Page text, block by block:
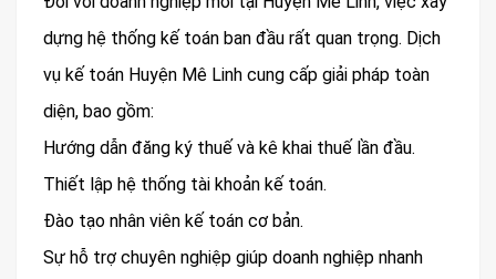
dựng hệ thống kế toán ban đầu rất quan trọng. Dịch
vụ kế toán Huyện Mê Linh cung cấp giải pháp toàn
diện, bao gồm:
Hướng dẫn đăng ký thuế và kê khai thuế lần đầu.
Thiết lập hệ thống tài khoản kế toán.
Đào tạo nhân viên kế toán cơ bản.
Sự hỗ trợ chuyên nghiệp giúp doanh nghiệp nhanh